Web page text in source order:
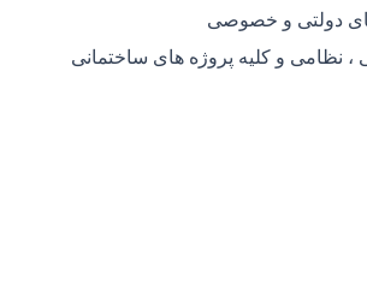
های دولتی و خصوصی
، نظامی و کلیه پروژه های ساختمانی